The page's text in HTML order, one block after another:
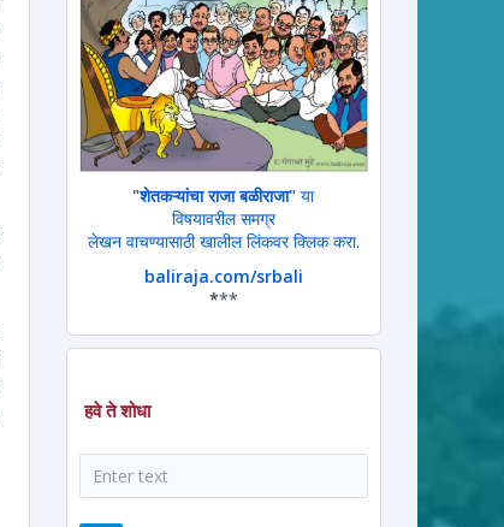
"शेतकऱ्यांचा राजा बळीराजा" या
विषयावरील समग्र
लेखन वाचण्यासाठी खालील लिंकवर क्लिक करा.
baliraja.com/srbali
***
हवे ते शोधा
शोध